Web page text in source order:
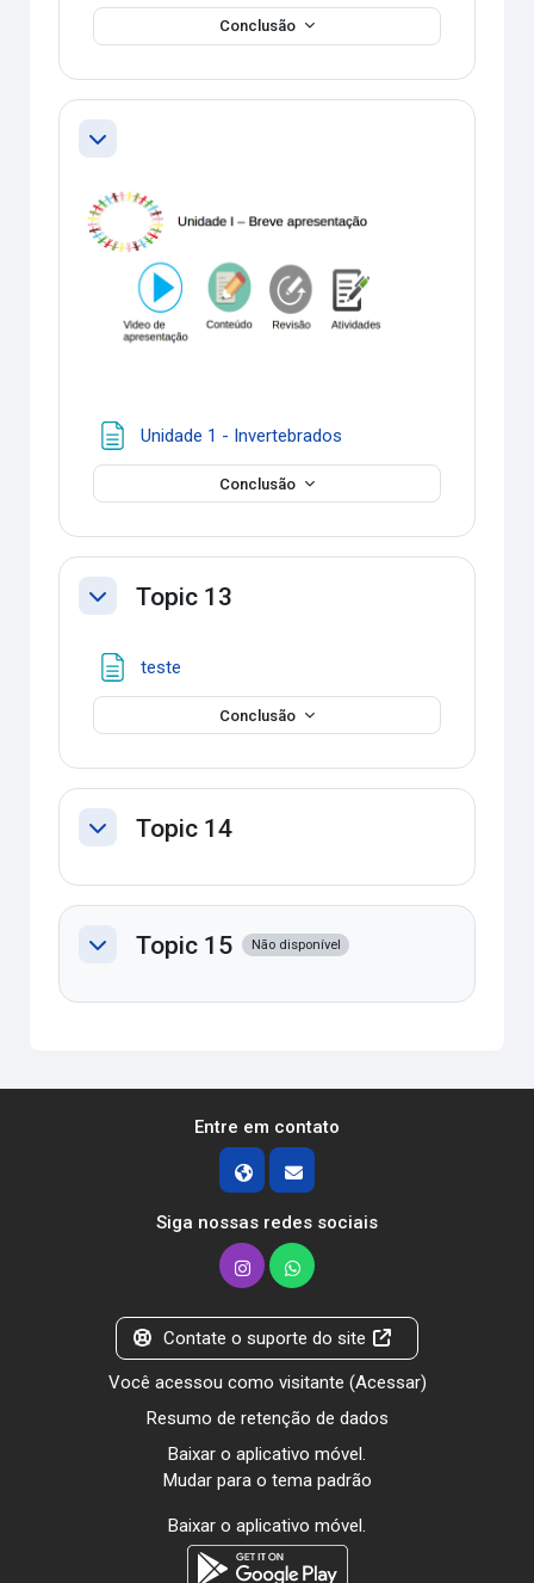
Conclusão
Contrair
Unidade 1 - Invertebrados
Conclusão
ContrairTopic 13
teste
Conclusão
ContrairTopic 14
ContrairTopic 15 Não disponível
Entre em contato
Siga nossas redes sociais
Contate o suporte do site
Você acessou como visitante (Acessar)
Resumo de retenção de dados
Baixar o aplicativo móvel.
Mudar para o tema padrão
Baixar o aplicativo móvel.